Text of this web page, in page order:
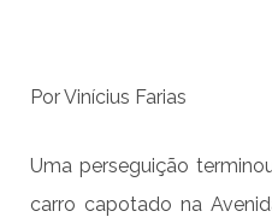
Por Vinícius Farias
Uma perseguição
carro capotado na